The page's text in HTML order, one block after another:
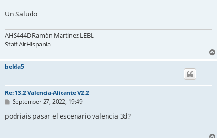
Un Saludo
AHS444D Ramón Martinez LEBL
Staff AirHispania
belda5
Re: 13.2 Valencia-Alicante V2.2
P
s
September 27, 2022, 19:49
podriais pasar el escenario valencia 3d?